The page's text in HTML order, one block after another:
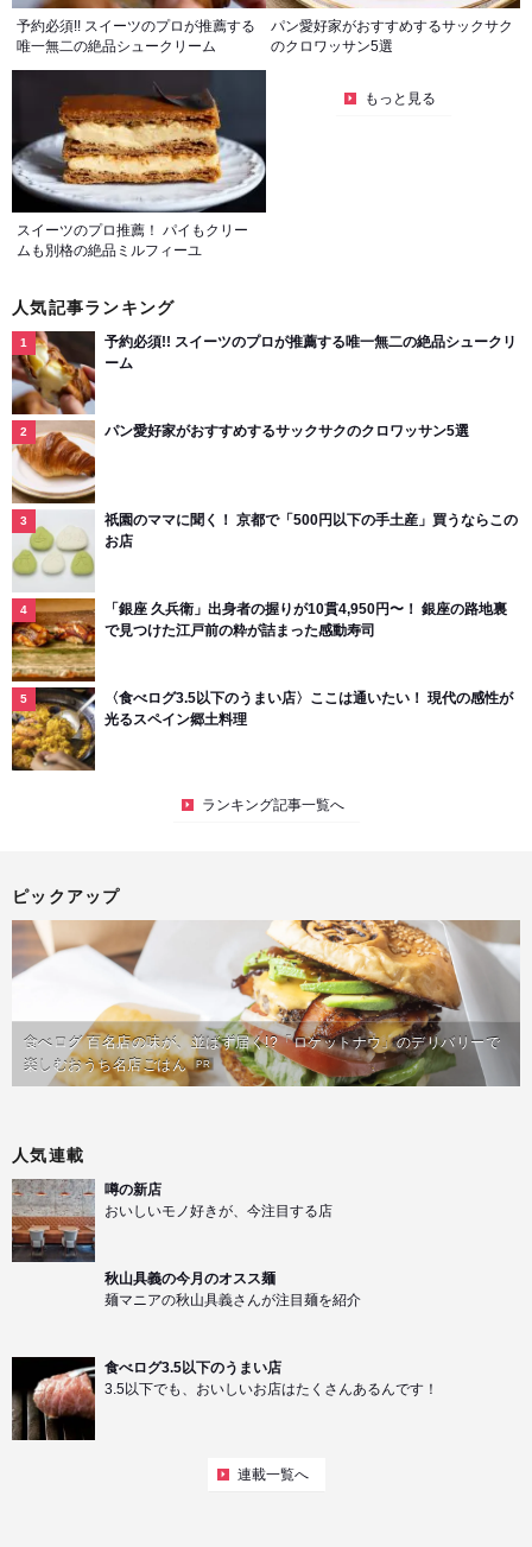
予約必須!! スイーツのプロが推薦する
唯一無二の絶品シュークリーム
パン愛好家がおすすめするサックサク
のクロワッサン5選
スイーツのプロ推薦！ パイもクリー
ムも別格の絶品ミルフィーユ
もっと見る
人気記事ランキング
予約必須!! スイーツのプロが推薦する唯一無二の絶品シュークリ
ーム
パン愛好家がおすすめするサックサクのクロワッサン5選
祇園のママに聞く！ 京都で「500円以下の手土産」買うならこの
お店
「銀座 久兵衛」出身者の握りが10貫4,950円〜！ 銀座の路地裏
で見つけた江戸前の粋が詰まった感動寿司
〈食べログ3.5以下のうまい店〉ここは通いたい！ 現代の感性が
光るスペイン郷土料理
ランキング記事一覧へ
ピックアップ
食べログ 百名店の味が、並ばず届く!?「ロケットナウ」のデリバリーで
楽しむおうち名店ごはん PR
人気連載
噂の新店
おいしいモノ好きが、今注目する店
秋山具義の今月のオスス麺
麺マニアの秋山具義さんが注目麺を紹介
食べログ3.5以下のうまい店
3.5以下でも、おいしいお店はたくさんあるんです！
連載一覧へ